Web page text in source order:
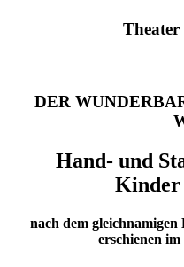
Theater
DER
Hand- und
Kinder
nach dem
erschienen